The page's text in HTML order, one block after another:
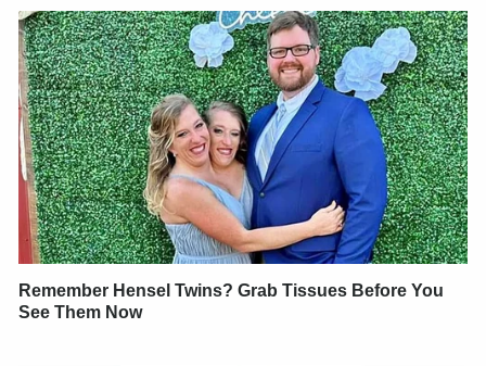
Remember Hensel Twins? Grab Tissues Before You
See Them Now